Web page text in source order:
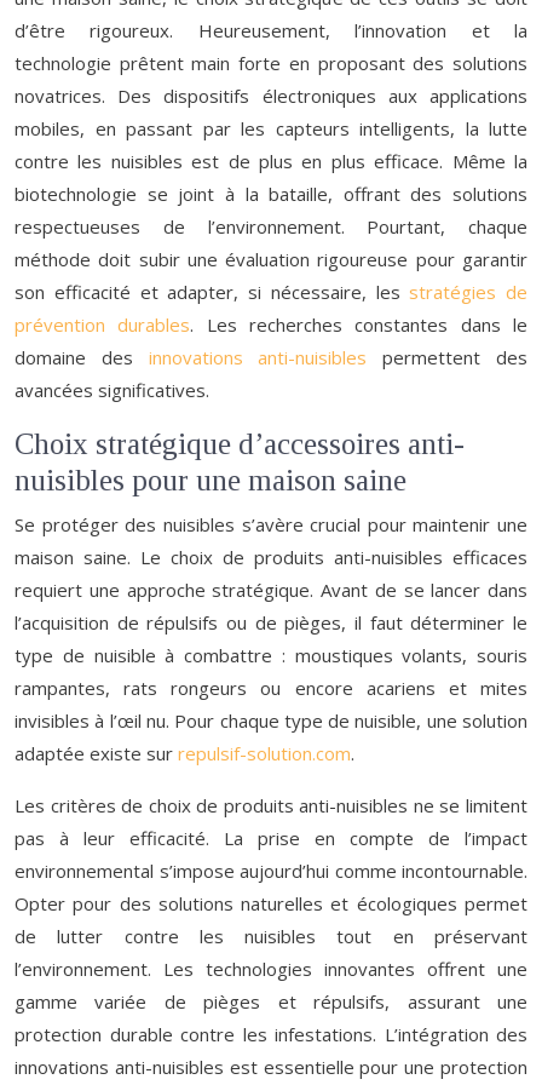
d’être rigoureux. Heureusement, l’innovation et la
technologie prêtent main forte en proposant des solutions
novatrices. Des dispositifs électroniques aux applications
mobiles, en passant par les capteurs intelligents, la lutte
contre les nuisibles est de plus en plus efficace. Même la
biotechnologie se joint à la bataille, offrant des solutions
respectueuses de l’environnement. Pourtant, chaque
méthode doit subir une évaluation rigoureuse pour garantir
son efficacité et adapter, si nécessaire, les stratégies de
prévention durables. Les recherches constantes dans le
domaine des innovations anti-nuisibles permettent des
avancées significatives.
Choix stratégique d’accessoires anti-
nuisibles pour une maison saine
Se protéger des nuisibles s’avère crucial pour maintenir une
maison saine. Le choix de produits anti-nuisibles efficaces
requiert une approche stratégique. Avant de se lancer dans
l’acquisition de répulsifs ou de pièges, il faut déterminer le
type de nuisible à combattre : moustiques volants, souris
rampantes, rats rongeurs ou encore acariens et mites
invisibles à l’œil nu. Pour chaque type de nuisible, une solution
adaptée existe sur repulsif-solution.com.
Les critères de choix de produits anti-nuisibles ne se limitent
pas à leur efficacité. La prise en compte de l’impact
environnemental s’impose aujourd’hui comme incontournable.
Opter pour des solutions naturelles et écologiques permet
de lutter contre les nuisibles tout en préservant
l’environnement. Les technologies innovantes offrent une
gamme variée de pièges et répulsifs, assurant une
protection durable contre les infestations. L’intégration des
innovations anti-nuisibles est essentielle pour une protection